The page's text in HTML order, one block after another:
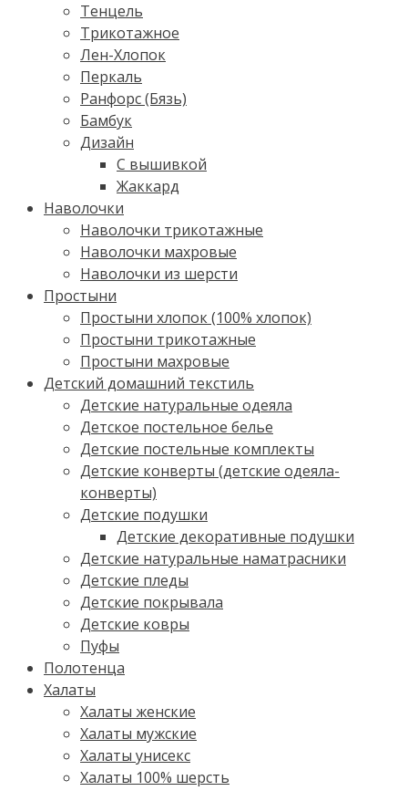
Тенцель
Трикотажное
Лен-Хлопок
Перкаль
Ранфорс (Бязь)
Бамбук
Дизайн
С вышивкой
Жаккард
Наволочки
Наволочки трикотажные
Наволочки махровые
Наволочки из шерсти
Простыни
Простыни хлопок (100% хлопок)
Простыни трикотажные
Простыни махровые
Детский домашний текстиль
Детские натуральные одеяла
Детское постельное белье
Детские постельные комплекты
Детские конверты (детские одеяла-
конверты)
Детские подушки
Детские декоративные подушки
Детские натуральные наматрасники
Детские пледы
Детские покрывала
Детские ковры
Пуфы
Полотенца
Халаты
Халаты женские
Халаты мужские
Халаты унисекс
Халаты 100% шерсть